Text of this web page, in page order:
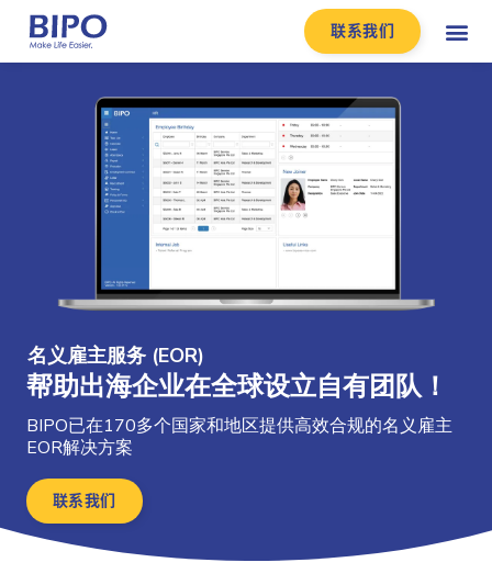
联系我们
名义雇主服务 (EOR)
帮助出海企业在全球设立自有团队！
BIPO已在170多个国家和地区提供高效合规的名义雇主
EOR解决方案
联系我们